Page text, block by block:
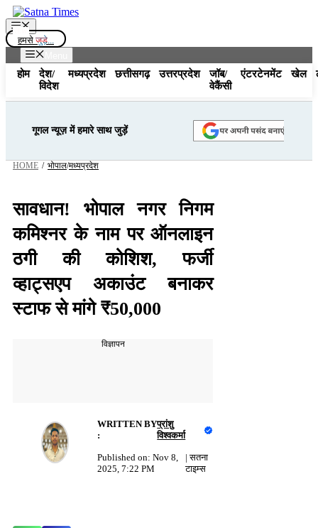
Skip
to
content
Menu
हमसे जुड़े...
होम
देश/
विदेश
मध्यप्रदेश छत्तीसगढ़ उत्तरप्रदेश
जॉब/
वेकैंसी
एंटरटेनमेंट खेल
गूगल न्यूज़ में हमारे साथ जुड़ें
HOME / भोपाल/मध्यप्रदेश
सावधान! भोपाल नगर निगम
कमिश्नर के नाम पर ऑनलाइन
ठगी की कोशिश, फर्जी
व्हाट्सएप अकाउंट बनाकर
स्टाफ से मांगे ₹50,000
विज्ञापन
WRITTEN BY
:
प्रांशु
विश्वकर्मा
Published on: Nov 8,
2025, 7:22 PM
|सतना
टाइम्स